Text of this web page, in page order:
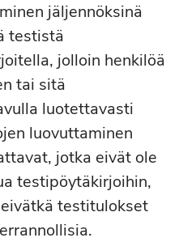
jäljennöksinä
testistä
jolloin henkilöä
tai sitä
luotettavasti
luovuttaminen
jotka eivät ole
testipöytäkirjoihin,
testitulokset